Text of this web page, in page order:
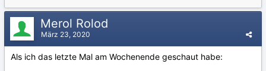
Merol Rolod
März 23, 2020
Als ich das letzte Mal am Wochenende geschaut habe: